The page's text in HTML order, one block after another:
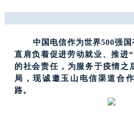
中 国电信作为世界500强
直肩负着促进劳动就业、推进
的社会责任，为服务于疫情之
局，现诚邀玉山电信渠道合
路。